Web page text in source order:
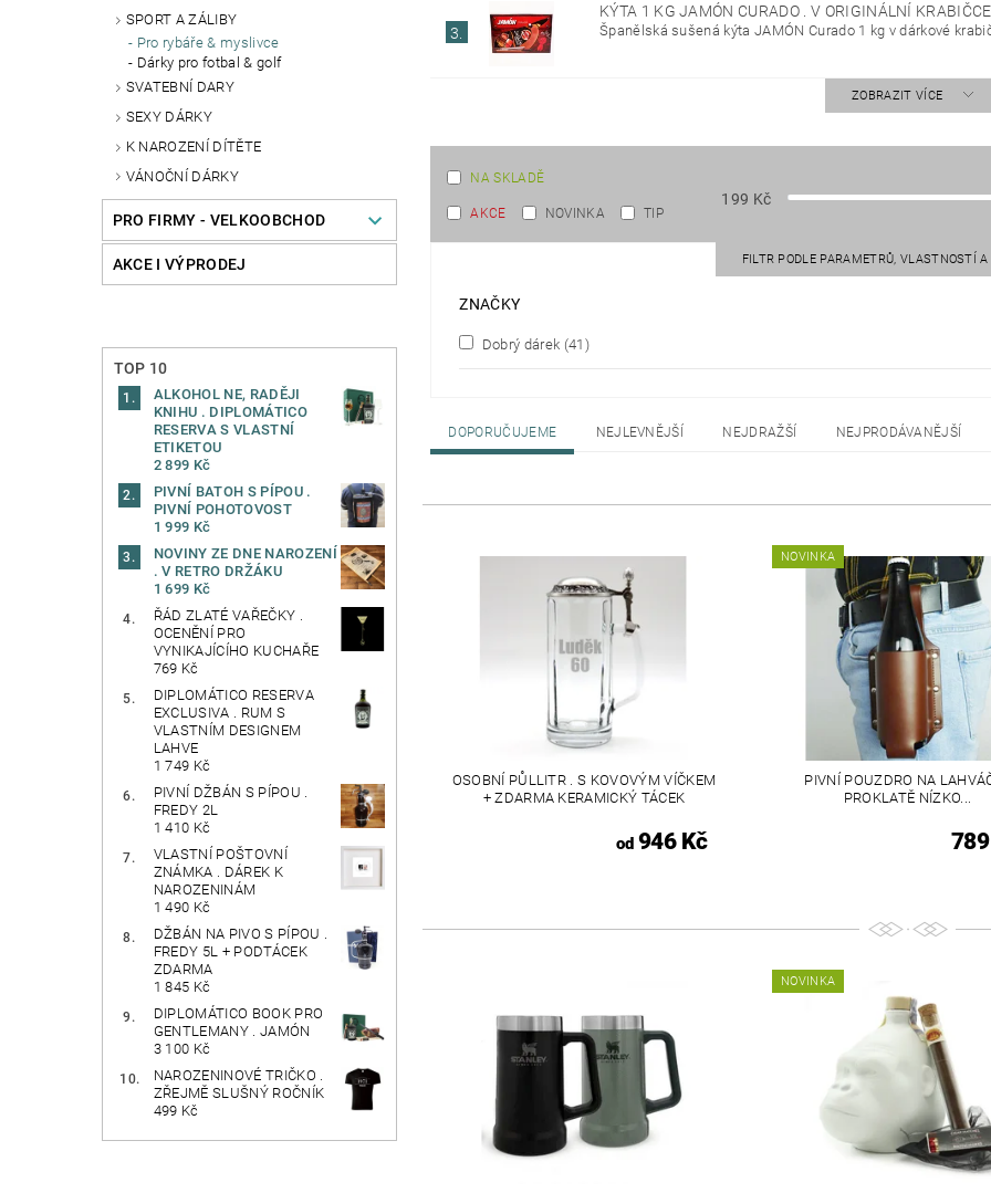
SPORT A ZÁLIBY
Pro rybáře & myslivce
Dárky pro fotbal & golf
SVATEBNÍ DARY
SEXY DÁRKY
K NAROZENÍ DÍTĚTE
VÁNOČNÍ DÁRKY
PRO FIRMY - VELKOOBCHOD
AKCE I VÝPRODEJ
TOP 10
ALKOHOL NE, RADĚJI
KNIHU . DIPLOMÁTICO
RESERVA S VLASTNÍ
ETIKETOU
2 899 Kč
PIVNÍ BATOH S PÍPOU .
PIVNÍ POHOTOVOST
1 999 Kč
NOVINY ZE DNE NAROZENÍ
. V RETRO DRŽÁKU
1 699 Kč
ŘÁD ZLATÉ VAŘEČKY .
OCENĚNÍ PRO
VYNIKAJÍCÍHO KUCHAŘE
769 Kč
DIPLOMÁTICO RESERVA
EXCLUSIVA . RUM S
VLASTNÍM DESIGNEM
LAHVE
1 749 Kč
PIVNÍ DŽBÁN S PÍPOU .
FREDY 2L
1 410 Kč
VLASTNÍ POŠTOVNÍ
ZNÁMKA . DÁREK K
NAROZENINÁM
1 490 Kč
DŽBÁN NA PIVO S PÍPOU .
FREDY 5L + PODTÁCEK
ZDARMA
1 845 Kč
DIPLOMÁTICO BOOK PRO
GENTLEMANY . JAMÓN
3 100 Kč
NAROZENINOVÉ TRIČKO .
ZŘEJMĚ SLUŠNÝ ROČNÍK
499 Kč
3.
KÝTA 1 KG JAMÓN CURADO . V ORIGINÁLNÍ
Španělská sušená kýta JAMÓN Curado 1 kg v dárkové
ZOBRAZIT VÍCE
NA SKLADĚ
AKCE NOVINKA TIP
199 Kč
FILTR PODLE PARAMETRŮ, VLASTNOSTÍ
ZNAČKY
Dobrý dárek (41)
DOPORUČUJEME NEJLEVNĚJŠÍ NEJDRAŽŠÍ NEJPRODÁVANĚJŠÍ
OSOBNÍ PŮLLITR . S KOVOVÝM VÍČKEM
+ ZDARMA KERAMICKÝ TÁCEK
od946 Kč
NOVINKA
PIVNÍ POUZDRO NA
PROKLATĚ NÍZKO...
NOVINKA